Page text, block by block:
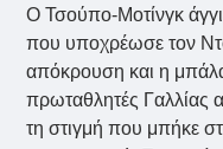
Ο Τσούπο-Μοτίνγκ
που υποχρέωσε τον
απόκρουση και η
πρωταθλητές Γαλλίας
τη στιγμή που μπήκε